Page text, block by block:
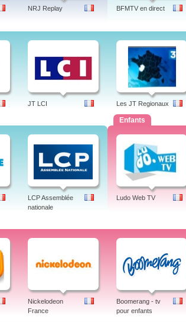
NRJ Replay BFMTV en direct
JT LCI Les JT Regionaux
LCP Assemblée
nationale
Enfants
Ludo Web TV
Nickelodeon
France
Boomerang - tv
pour enfants